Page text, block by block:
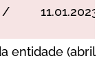
/
11.01.2023
еntіdаdе (аbrіl